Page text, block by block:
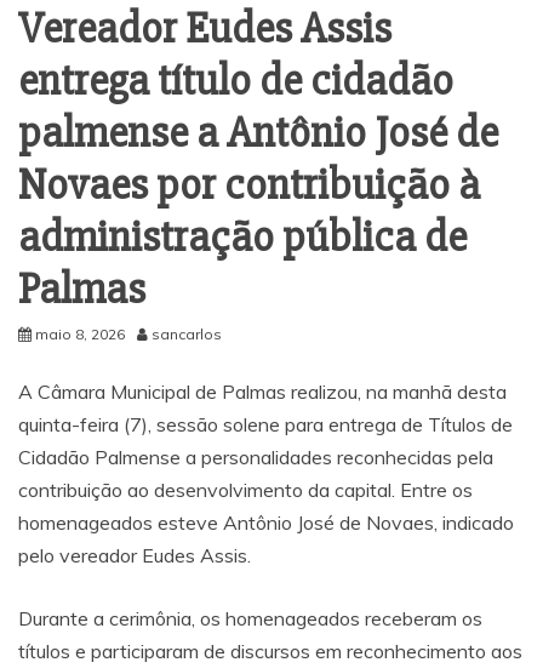
Vereador Eudes Assis
entrega título de cidadão
palmense a Antônio José de
Novaes por contribuição à
administração pública de
Palmas
maio 8, 2026 sancarlos
A Câmara Municipal de Palmas realizou, na manhã desta
quinta-feira (7), sessão solene para entrega de Títulos de
Cidadão Palmense a personalidades reconhecidas pela
contribuição ao desenvolvimento da capital. Entre os
homenageados esteve Antônio José de Novaes, indicado
pelo vereador Eudes Assis
Durante a cerimônia, os homenageados receberam os
títulos e participaram de discursos em reconhecimento aos